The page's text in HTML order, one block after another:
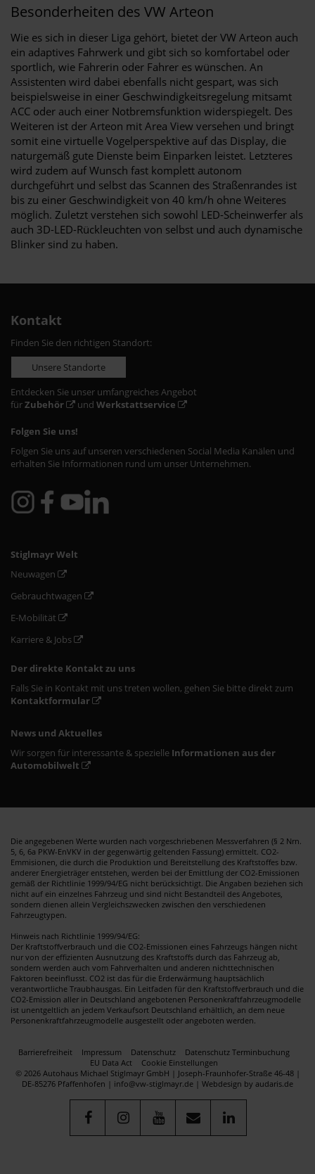
Besonderheiten des VW Arteon
Wie es sich in dieser Liga gehört, bietet der VW Arteon auch
ein adaptives Fahrwerk und gibt sich so komfortabel oder
sportlich, wie Fahrerin oder Fahrer es wünschen. An
Assistenten wird dabei ebenfalls nicht gespart, was sich
beispielsweise in einer Geschwindigkeitsregelung mitsamt
ACC oder auch einer Notbremsfunktion widerspiegelt. Des
Weiteren ist der Arteon mit Area View versehen und bringt
somit eine virtuelle Vogelperspektive auf das Display, die
naturgemäß gute Dienste beim Einparken leistet. Letzteres
wird zudem auf Wunsch fast komplett autonom
durchgeführt und selbst das Scannen des Straßenrandes ist
bis zu einer Geschwindigkeit von 40 km/h ohne Weiteres
möglich. Zuletzt verstehen sich sowohl LED-Scheinwerfer als
auch 3D-LED-Rückleuchten von selbst und auch dynamische
Blinker sind zu haben.
Kontakt
Finden Sie den richtigen Standort:
Unsere Standorte
Entdecken Sie unser umfangreiches Angebot
fürZubehör und Werkstattservice
Folgen Sie uns!
Folgen Sie uns auf unseren verschiedenen Social Media Kanälen und
erhalten Sie Informationen rund um unser Unternehmen.
Stiglmayr Welt
Neuwagen
Gebrauchtwagen
E-Mobilität
Karriere & Jobs
Der direkte Kontakt zu uns
Falls Sie in Kontakt mit uns treten wollen, gehen Sie bitte direkt zum
Kontaktformular
News und Aktuelles
Wir sorgen für interessante & spezielle Informationen aus der
Automobilwelt
Die angegebenen Werte wurden nach vorgeschriebenen Messverfahren (§ 2 Nrn.
5, 6, 6a PKW-EnVKV in der gegenwärtig geltenden Fassung) ermittelt. CO2-
Emmisionen, die durch die Produktion und Bereitstellung des Kraftstoffes bzw.
anderer Energieträger entstehen, werden bei der Emittlung der CO2-Emissionen
gemäß der Richtlinie 1999/94/EG nicht berücksichtigt. Die Angaben beziehen sich
nicht auf ein einzelnes Fahrzeug und sind nicht Bestandteil des Angebotes,
sondern dienen allein Vergleichszwecken zwischen den verschiedenen
Fahrzeugtypen.
Hinweis nach Richtlinie 1999/94/EG:
Der Kraftstoffverbrauch und die CO2-Emissionen eines Fahrzeugs hängen nicht
nur von der effizienten Ausnutzung des Kraftstoffs durch das Fahrzeug ab,
sondern werden auch vom Fahrverhalten und anderen nichttechnischen
Faktoren beeinflusst. CO2 ist das für die Erderwärmung hauptsächlich
verantwortliche Traubhausgas. Ein Leitfaden für den Kraftstoffverbrauch und die
CO2-Emission aller in Deutschland angebotenen Personenkraftfahrzeugmodelle
ist unentgeltlich an jedem Verkaufsort Deutschland erhältlich, an dem neue
Personenkraftfahrzeugmodelle ausgestellt oder angeboten werden.
Barrierefreiheit Impressum Datenschutz
Datenschutz Terminbuchung
EU Data Act
Cookie Einstellungen
© 2026 Autohaus Michael Stiglmayr GmbH | Joseph-Fraunhofer-Straße 46-48 |
DE-85276 Pfaffenhofen | info@vw-stiglmayr.de | Webdesign by audaris.de